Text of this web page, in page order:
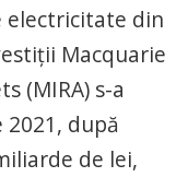
electricitate din
Macquarie
(MIRA) s-a
după
de lei,